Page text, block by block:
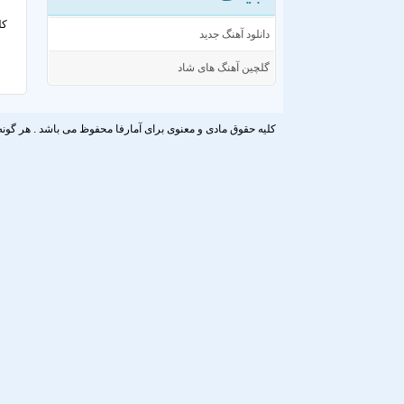
دانلود آهنگ جدید
گلچین آهنگ های شاد
کلیه حقوق مادی و معنوی برای آمارفا محفوظ می باشد . هر